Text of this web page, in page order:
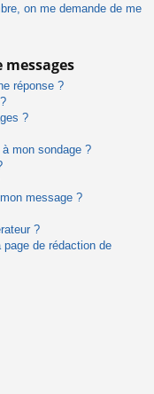
on me demande de me
réponse ?
?
mon sondage ?
message ?
?
de rédaction de